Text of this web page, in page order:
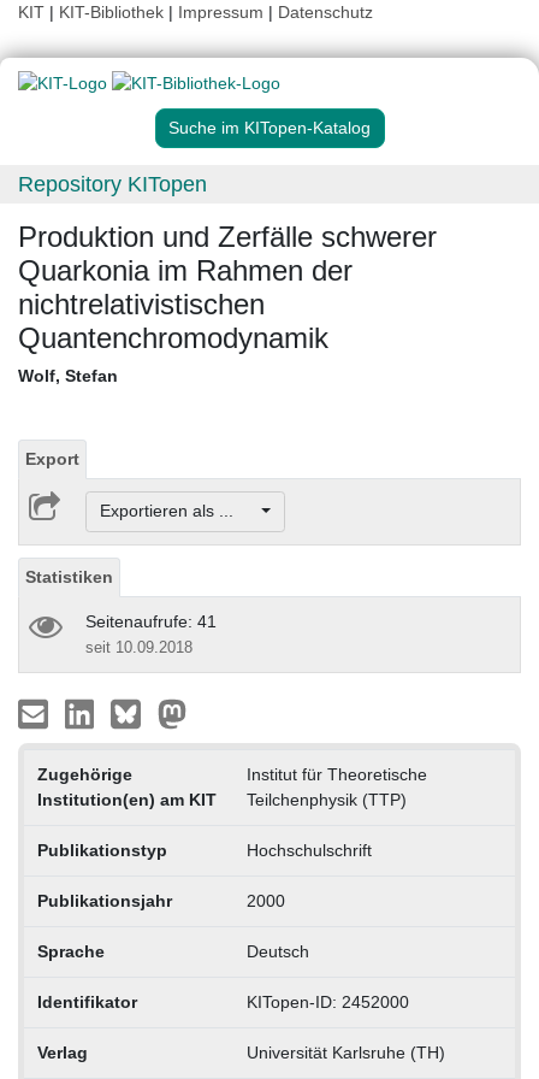
KIT | KIT-Bibliothek | Impressum | Datenschutz
Suche im KITopen-Katalog
Repository KITopen
Produktion und Zerfälle schwerer
Quarkonia im Rahmen der
nichtrelativistischen
Quantenchromodynamik
Wolf, Stefan
Export
Exportieren als ...
Statistiken
Seitenaufrufe: 41
seit 10.09.2018
Zugehörige
Institution(en) am KIT
Institut für Theoretische
Teilchenphysik (TTP)
Publikationstyp Hochschulschrift
Publikationsjahr 2000
Sprache Deutsch
Identifikator KITopen-ID: 2452000
Verlag Universität Karlsruhe (TH)